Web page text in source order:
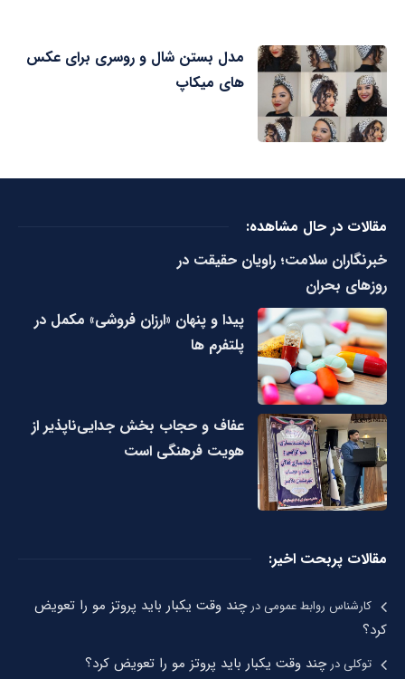
مدل بستن شال و روسری برای عکس
های میکاپ
مقالات در حال مشاهده:
خبرنگاران سلامت؛ راویان حقیقت در
روزهای بحران
پیدا و پنهان «ارزان فروشی» مکمل در
پلتفرم ها
عفاف و حجاب بخش جدایی‌ناپذیر از
هویت فرهنگی است
مقالات پربحت اخیر:
کارشناس روابط عمومیدرچند وقت یکبار باید پروتز مو را تعویض
کرد؟
توکلیدرچند وقت یکبار باید پروتز مو را تعویض کرد؟